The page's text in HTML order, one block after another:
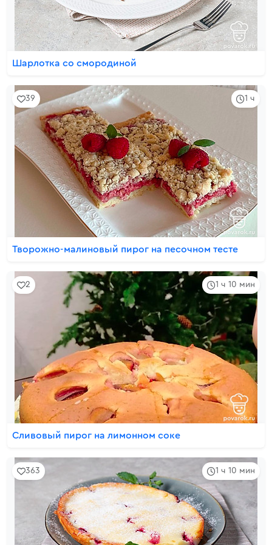
Шарлотка со смородиной
1 ч
39
Творожно-малиновый пирог на песочном тесте
1 ч 10 мин
2
Сливовый пирог на лимонном соке
1 ч 10 мин
363